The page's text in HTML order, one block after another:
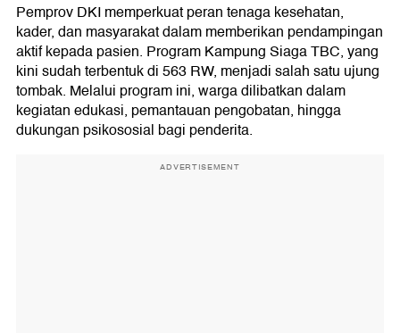
Pemprov DKI memperkuat peran tenaga kesehatan,
kader, dan masyarakat dalam memberikan pendampingan
aktif kepada pasien. Program Kampung Siaga TBC, yang
kini sudah terbentuk di 563 RW, menjadi salah satu ujung
tombak. Melalui program ini, warga dilibatkan dalam
kegiatan edukasi, pemantauan pengobatan, hingga
dukungan psikososial bagi penderita.
ADVERTISEMENT